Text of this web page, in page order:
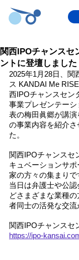
関西IPOチャンスセ
ントに登壇しました
2025年1月28日、関
ス KANDAI Me
西IPOチャンスセン
事業プレゼンテーシ
表の梅田眞郷が講
の事業内容を紹介
た。
関西IPOチャンスセ
キュベーションサ
家の方々の集まりで
当日は弁護士や公
どさまざまな業種
者同士の活発な交流
関西IPOチャンスセ
https://ipo-